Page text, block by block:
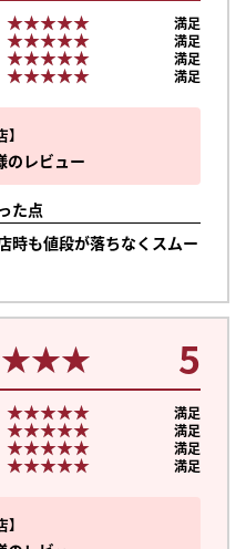
のレビュー
た点
時も値段が落ちなくスムー
★★★★★
★★★★★
満足
★★★★★
★★★★★
満足
★★★★★
★★★★★
満足
★★★★★
★★★★★ 満足
5
★★★★★
★★★★★
満足
★★★★★
★★★★★
満足
★★★★★
★★★★★
満足
★★★★★
★★★★★
満足
でお試し査定